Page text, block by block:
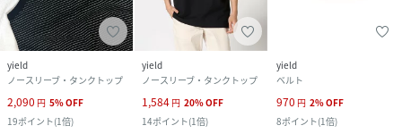
yield
ノースリーブ・タンクトップ
2,090 円 5%OFF
19ポイント(1倍)
yield
ノースリーブ・タンクトップ
1,584 円 20%OFF
14ポイント(1倍)
yield
ベルト
970 円 2%OFF
8ポイント(1倍)